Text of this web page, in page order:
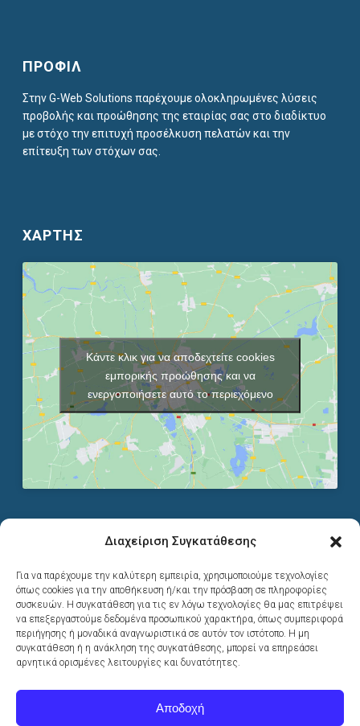
Διαχείριση Συγκατάθεσης
Για να παρέχουμε την καλύτερη εμπειρία, χρησιμοποιούμε τεχνολογίες
όπως cookies για την αποθήκευση ή/και την πρόσβαση σε πληροφορίες
συσκευών. Η συγκατάθεση για τις εν λόγω τεχνολογίες θα μας επιτρέψει
να επεξεργαστούμε δεδομένα προσωπικού χαρακτήρα, όπως συμπεριφορά
περιήγησης ή μοναδικά αναγνωριστικά σε αυτόν τον ιστότοπο. Η μη
συγκατάθεση ή η ανάκληση της συγκατάθεσης, μπορεί να επηρεάσει
αρνητικά ορισμένες λειτουργίες και δυνατότητες.
Αποδοχή
ΠΡΟΦΙΛ
Στην G-Web Solutions παρέχουμε ολοκληρωμένες λύσεις
προβολής και προώθησης της εταιρίας σας στο διαδίκτυο
με στόχο την επιτυχή προσέλκυση πελατών και την
επίτευξη των στόχων σας.
ΧΑΡΤΗΣ
Κάντε κλικ για να αποδεχτείτε cookies
εμπορικής προώθησης και να
ενεργοποιήσετε αυτό το περιεχόμενο
G-Web Solutions
Αγωνιστών 15
151 21, Πεύκη Αττικής
(πρώην Π. Κυριακού 18 Μαρούσι)